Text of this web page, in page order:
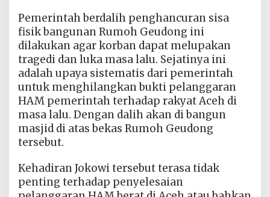
Pemerintah berdalih penghancuran sisa
fisik bangunan Rumoh Geudong ini
dilakukan agar korban dapat melupakan
tragedi dan luka masa lalu. Sejatinya ini
adalah upaya sistematis dari pemerintah
untuk menghilangkan bukti pelanggaran
HAM pemerintah terhadap rakyat Aceh di
masa lalu. Dengan dalih akan di bangun
masjid di atas bekas Rumoh Geudong
tersebut.
Kehadiran Jokowi tersebut terasa tidak
penting terhadap penyelesaian